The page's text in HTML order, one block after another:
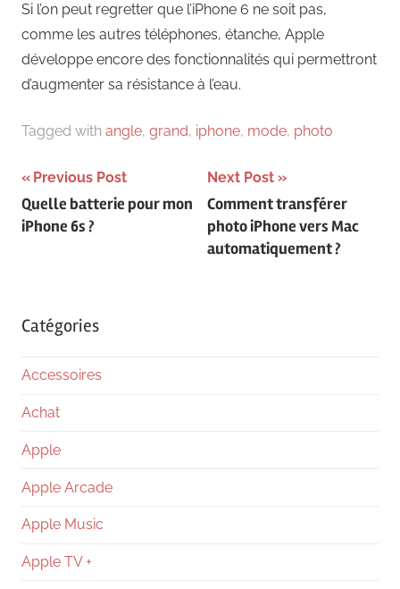
Si l’on peut regretter que l’iPhone 6 ne soit pas,
comme les autres téléphones, étanche, Apple
développe encore des fonctionnalités qui permettront
d’augmenter sa résistance à l’eau.
Tagged with angle, grand, iphone, mode, photo
Navigation
de
Previous Post
Quelle batterie pour mon
iPhone 6s ?
Next Post
Comment transférer
photo iPhone vers Mac
automatiquement ?
Catégories
Accessoires
Achat
Apple
Apple Arcade
Apple Music
Apple TV +